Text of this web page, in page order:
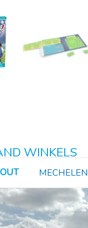
WINKELS
MECHELEN